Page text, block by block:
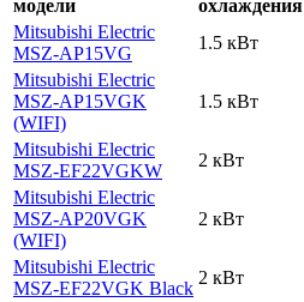
модели охлаждения
Mitsubishi Electric
MSZ-AP15VG
1.5 кВт
Mitsubishi Electric
MSZ-AP15VGK
(WIFI)
1.5 кВт
Mitsubishi Electric
MSZ-EF22VGKW
2 кВт
Mitsubishi Electric
MSZ-AP20VGK
(WIFI)
2 кВт
Mitsubishi Electric
MSZ-EF22VGK Black
2 кВт